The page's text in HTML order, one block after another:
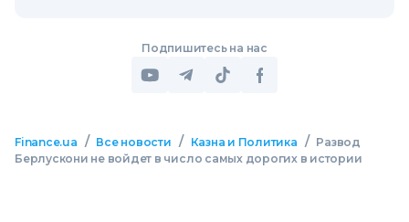
Подпишитесь на нас
Finance.ua / Все новости / Казна и Политика / Развод
Берлускони не войдет в число самых дорогих в истории